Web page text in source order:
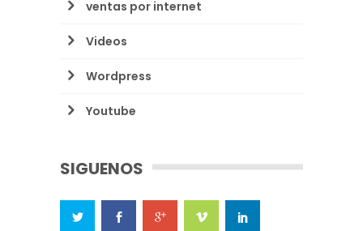
ventas por internet
Videos
Wordpress
Youtube
SIGUENOS